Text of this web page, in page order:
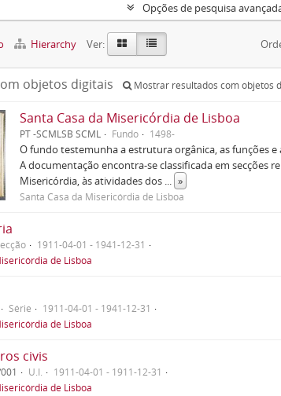
Opções de pesquisa
Hierarchy Ver:
objetos digitais Mostrar resultados com objetos
Santa Casa da Misericórdia de Lisboa
PT -SCMLSB SCML Fundo 1498-
O fundo testemunha a estrutura orgânica, as funções
A documentação encontra-se classificada em secções
Misericórdia, às atividades dos ... »
Santa Casa da Misericórdia de Lisboa
1911-04-01 - 1941-12-31
de Lisboa
Série
1911-04-01 - 1941-12-31
de Lisboa
civis
U.I.
1911-04-01 - 1911-12-31
de Lisboa